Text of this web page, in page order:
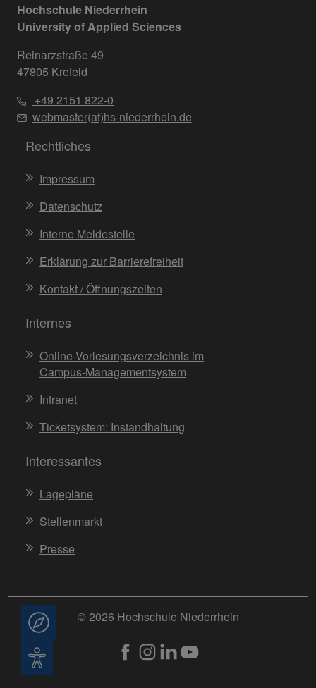
Hochschule Niederrhein
University of Applied Sciences
Reinarzstraße 49
47805 Krefeld
+49 2151 822-0
webmaster(at)hs-niederrhein.de
Rechtliches
Impressum
Datenschutz
Interne Meldestelle
Erklärung zur Barrierefreiheit
Kontakt / Öffnungszeiten
Internes
Online-Vorlesungsverzeichnis im
Campus-Managementsystem
Intranet
Ticketsystem: Instandhaltung
Interessantes
Lagepläne
Stellenmarkt
Presse
© 2026 Hochschule Niederrhein
Beratung
Barrierefreiheit